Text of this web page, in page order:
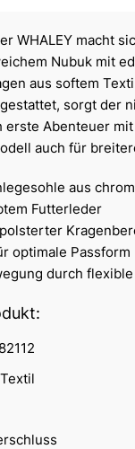
WHALEY macht
Nubuk mit
aus softem
sorgt der
erste Abenteuer
auch für
aus
Futterleder
optimale Passform
durch